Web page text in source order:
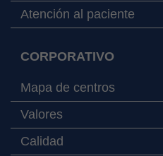
Atención al paciente
CORPORATIVO
Mapa de centros
Valores
Calidad